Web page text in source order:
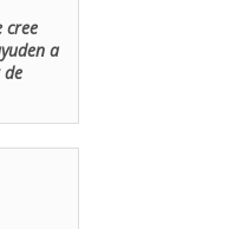
cree
a
de